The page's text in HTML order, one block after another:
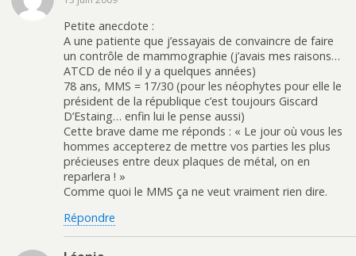
Petite anecdote :
A une patiente que j’essayais de convaincre de faire
un contrôle de mammographie (j’avais mes raisons…
ATCD de néo il y a quelques années)
78 ans, MMS = 17/30 (pour les néophytes pour elle le
président de la république c’est toujours Giscard
D’Estaing… enfin lui le pense aussi)
Cette brave dame me réponds : « Le jour où vous les
hommes accepterez de mettre vos parties les plus
précieuses entre deux plaques de métal, on en
reparlera ! »
Comme quoi le MMS ça ne veut vraiment rien dire.
Répondre